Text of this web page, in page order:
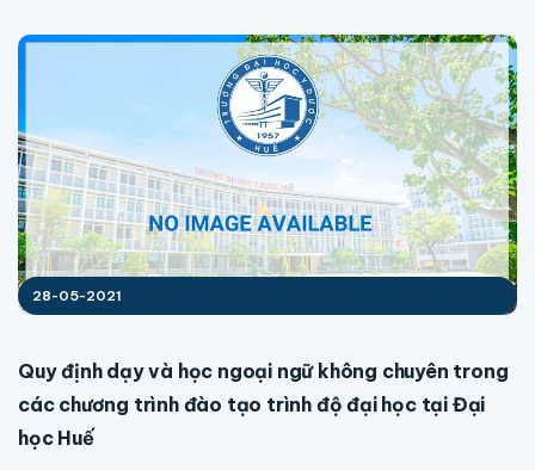
28-05-2021
Quy định dạy và học ngoại ngữ không chuyên trong
các chương trình đào tạo trình độ đại học tại Đại
học Huế